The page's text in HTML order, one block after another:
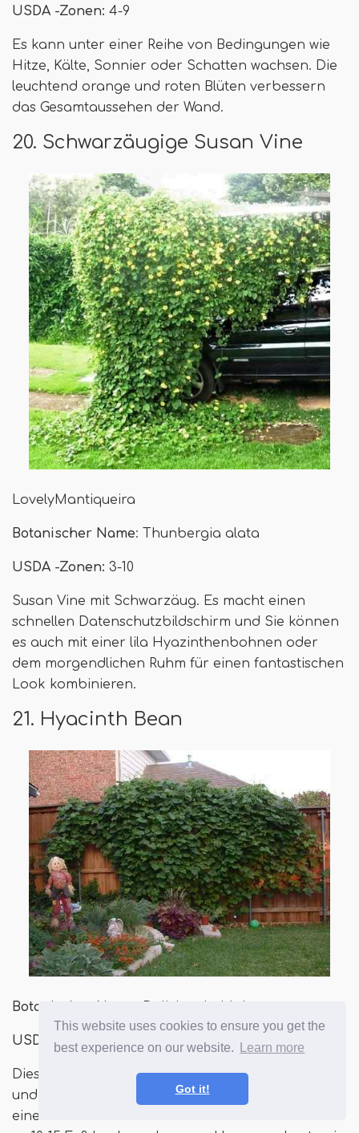
This website uses cookies to ensure you get the
best experience on our website.
Learn more
Got it!
USDA -Zonen: 4-9
Es kann unter einer Reihe von Bedingungen wie
Hitze, Kälte, Sonnier oder Schatten wachsen. Die
leuchtend orange und roten Blüten verbessern
das Gesamtaussehen der Wand.
20. Schwarzäugige Susan Vine
LovelyMantiqueira
Botanischer Name: Thunbergia alata
USDA -Zonen: 3-10
Susan Vine mit Schwarzäug. Es macht einen
schnellen Datenschutzbildschirm und Sie können
es auch mit einer lila Hyazinthenbohnen oder
dem morgendlichen Ruhm für einen fantastischen
Look kombinieren.
21. Hyacinth Bean
Botanischer Name
USDA -Zonen: 7-11
Diese kräftige jährliche Rebe mit rosa-lila Blüten
und roten Pods kann Ihrem Zaun oder Gitter
einen Hauch von Farben verleihen. Es kann bis